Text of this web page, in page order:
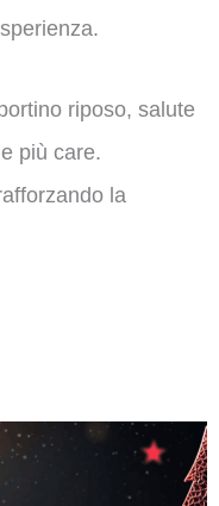
riposo, salute
più care.
la